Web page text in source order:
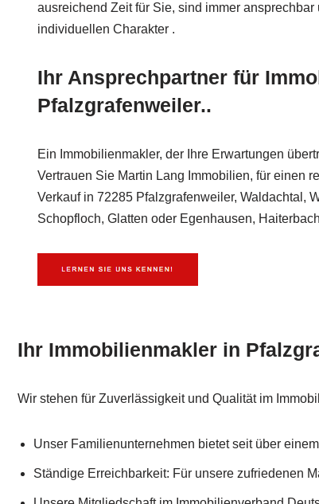
ausreichend Zeit für Sie, sind immer
individuellen Charakter .
Ihr Ansprechpartner für
Pfalzgrafenweiler..
Ein Immobilienmakler, der Ihre Erwartungen
Vertrauen Sie Martin Lang Immobilien, für einen
Verkauf in 72285 Pfalzgrafenweiler, Waldachtal,
Schopfloch, Glatten oder Egenhausen,
Ihr Immobilienmakler in
Wir stehen für Zuverlässigkeit und Qualität im
Unser Familienunternehmen bietet seit über
Ständige Erreichbarkeit: Für unsere zufriedenen